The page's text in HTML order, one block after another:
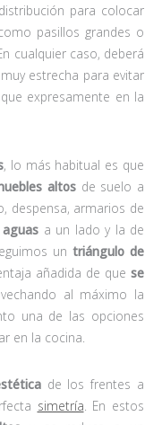
para colocar
pasillos grandes o
cualquier caso, deberá
estrecha para evitar
expresamente en la
, lo más habitual es que
altos de suelo a
despensa, armarios de
aguas a un lado y la de
un triángulo de
añadida de quese
al máximo la
una de las opciones
en la cocina.
de los frentes a
simetría. En estos